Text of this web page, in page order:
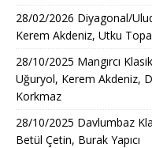
28/02/2026 Diyagonal/
Kerem Akdeniz, Utku
28/10/2025 Mangırcı
Uğuryol, Kerem Akdeniz,
Korkmaz
28/10/2025 Davlumbaz
Betül Çetin, Burak Yapıcı